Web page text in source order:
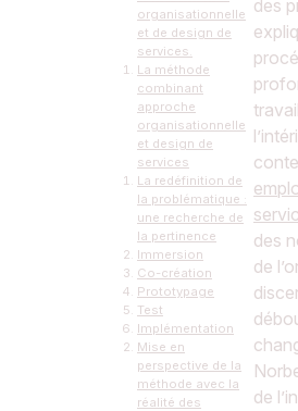
organisationnelle
et de design de
services.
La méthode
combinant
approche
organisationnelle
et design de
services
La redéfinition de
la problématique :
une recherche de
la pertinence
Immersion
Co-création
Prototypage
Test
Implémentation
Mise en
perspective de la
méthode avec la
réalité des
des
des
de
de